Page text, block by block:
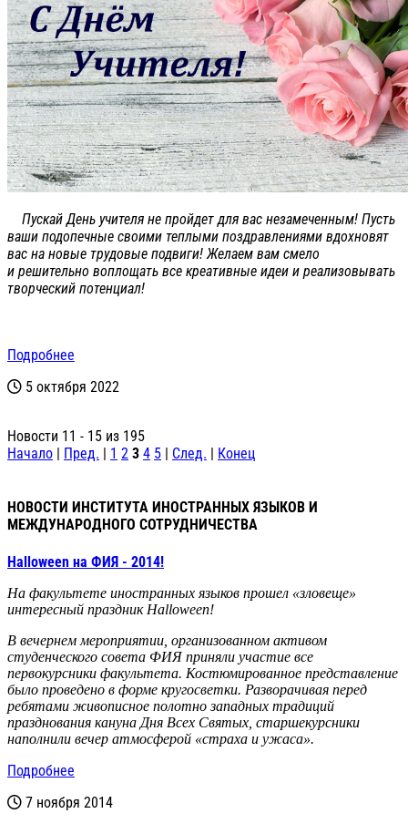
Пускай День учителя не пройдет для вас незамеченным! Пусть
ваши подопечные своими теплыми поздравлениями вдохновят
вас на новые трудовые подвиги! Желаем вам смело
и решительно воплощать все креативные идеи и реализовывать
творческий потенциал!
Подробнее
5 октября 2022
Новости 11 - 15 из 195
Начало | Пред. | 1 2 3 4 5 | След. | Конец
НОВОСТИ ИНСТИТУТА ИНОСТРАННЫХ ЯЗЫКОВ И
МЕЖДУНАРОДНОГО СОТРУДНИЧЕСТВА
Halloween на ФИЯ - 2014!
На факультете иностранных языков прошел «зловеще»
интересный праздник Halloween!
В вечернем мероприятии, организованном активом
студенческого совета ФИЯ приняли участие все
первокурсники факультета. Костюмированное представление
было проведено в форме кругосветки. Разворачивая перед
ребятами живописное полотно западных традиций
празднования кануна Дня Всех Святых, старшекурсники
наполнили вечер атмосферой «страха и ужаса».
Подробнее
7 ноября 2014